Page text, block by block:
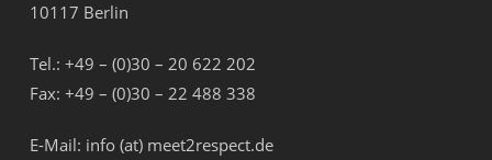
10117 Berlin
Tel.: +49 – (0)30 – 20 622 202
Fax: +49 – (0)30 – 22 488 338
E-Mail: info (at) meet2respect.de